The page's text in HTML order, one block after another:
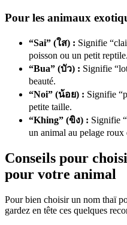
Pour les animaux
“Sai” (ใส) : Signifie
poisson ou un petit reptile.
“Bua” (บัว) : Signifie
beauté.
“Noi” (น้อย) : Signifie
petite taille.
“Khing” (ขิง) : Signifie
un animal au pelage roux
Conseils pour
pour votre animal
Pour bien choisir un nom thaï
gardez en tête ces quelques